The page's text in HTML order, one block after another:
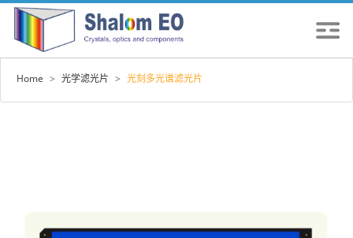
Home > 光学滤光片 > 光刻多光谱滤光片